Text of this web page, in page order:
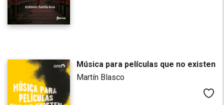
Música para películas que no existen
Martín Blasco